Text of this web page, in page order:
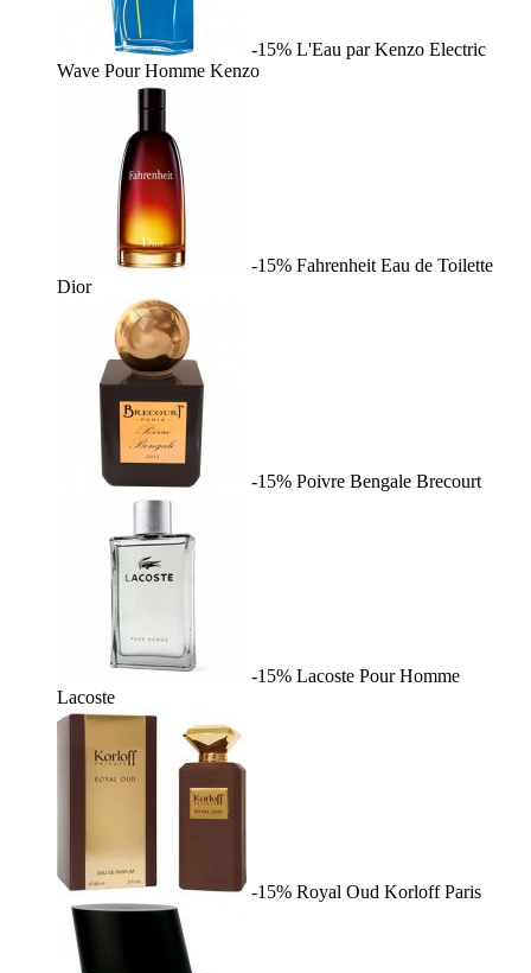
-15% L'Eau par Kenzo Electric
Wave Pour Homme Kenzo
-15% Fahrenheit Eau de Toilette
Dior
-15% Poivre Bengale Brecourt
-15% Lacoste Pour Homme
Lacoste
-15% Royal Oud Korloff Paris